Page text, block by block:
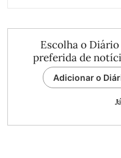
Escolha o
preferida de
Adicionar o